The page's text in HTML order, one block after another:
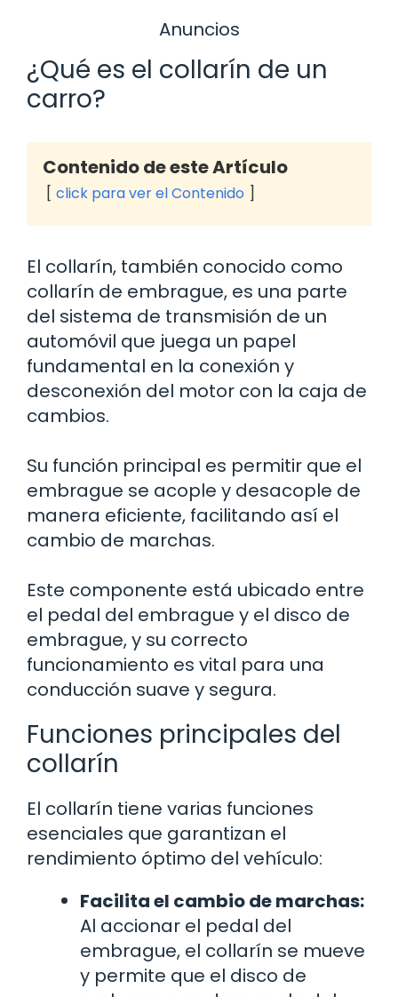
Anuncios
¿Qué es el collarín de un
carro?
Contenido de este Artículo
click para ver el Contenido
El collarín, también conocido como
collarín de embrague, es una parte
del sistema de transmisión de un
automóvil que juega un papel
fundamental en la conexión y
desconexión del motor con la caja de
cambios.
Su función principal es permitir que el
embrague se acople y desacople de
manera eficiente, facilitando así el
cambio de marchas.
Este componente está ubicado entre
el pedal del embrague y el disco de
embrague, y su correcto
funcionamiento es vital para una
conducción suave y segura.
Funciones principales del
collarín
El collarín tiene varias funciones
esenciales que garantizan el
rendimiento óptimo del vehículo:
Facilita el cambio de marchas:
Al accionar el pedal del
embrague, el collarín se mueve
y permite que el disco de